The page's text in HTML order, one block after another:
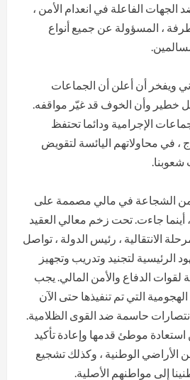
الفاعلة في انعدام الأمن ،
، المسؤولة عن جميع أنواع
ويفخر أن أعلن أن الجماعات
خطير وأن الخوف قد غيّر مواقفه.
الإجرامية ودائما تحتفظ
، في محاولاتهم اليائسة لتقويض
شعوبنا.
الشجاعة في مالي مصممة على
أينما جاءت. تحت زخم معالي العقيد
الانتقالية ، رئيس الدولة ، تواصل
الرئيسية لتجنيد وتدريب وتجهيز
لقوات الدفاع والأمن المالي. يجب
التي تم تنفيذها حتى الآن
حاسمة ضد القوى الظلامية.
استعادة موطئ قدمها وإعادة تأكيد
الأراضي الوطنية ، وكذلك تشجيع
إلى مواطنهم الأصلية.